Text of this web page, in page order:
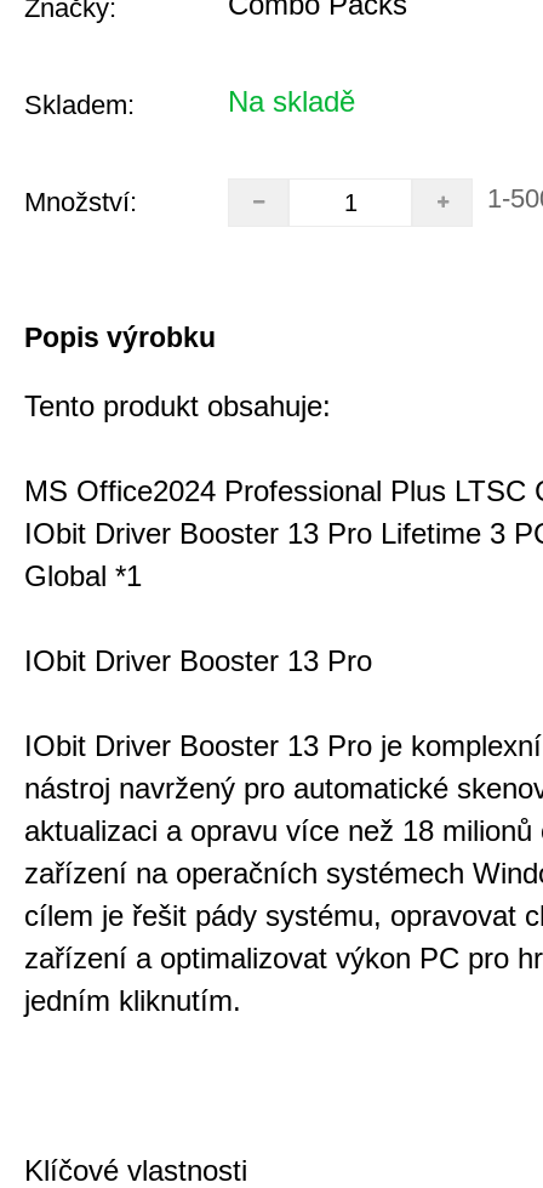
Značky:
Skladem: Na skladě
Množství: 1-
Popis výrobku
Tento produkt obsahuje:
MS Office2024 Professional Plus LTSC
IObit Driver Booster 13 Pro Lifetime 3
Global *1
IObit Driver Booster 13 Pro
IObit Driver Booster 13 Pro je
nástroj navržený pro automatické
aktualizaci a opravu více než 18 milionů
zařízení na operačních systémech
cílem je řešit pády systému, opravovat
zařízení a optimalizovat výkon PC pro
jedním kliknutím.
Klíčové vlastnosti